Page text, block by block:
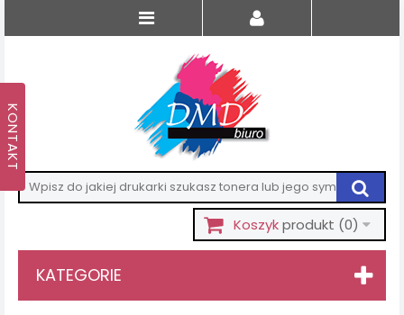
Koszykprodukt (0)
KATEGORIE